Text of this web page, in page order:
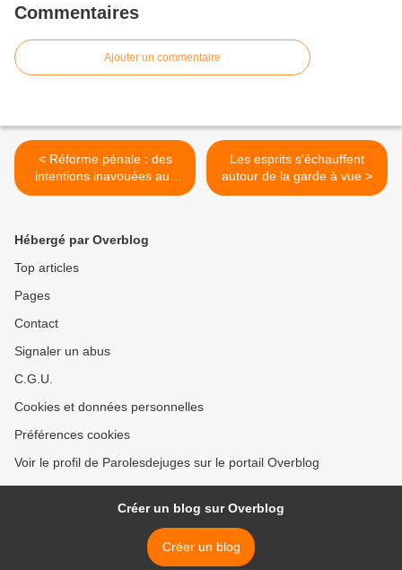
Commentaires
Ajouter un commentaire
< Réforme pénale : des
intentions inavouées aux
conséquences imprévues
Les esprits s'échauffent
autour de la garde à vue >
Hébergé par Overblog
Top articles
Pages
Contact
Signaler un abus
C.G.U.
Cookies et données personnelles
Préférences cookies
Voir le profil de Parolesdejuges sur le portail Overblog
Créer un blog sur Overblog
Créer un blog